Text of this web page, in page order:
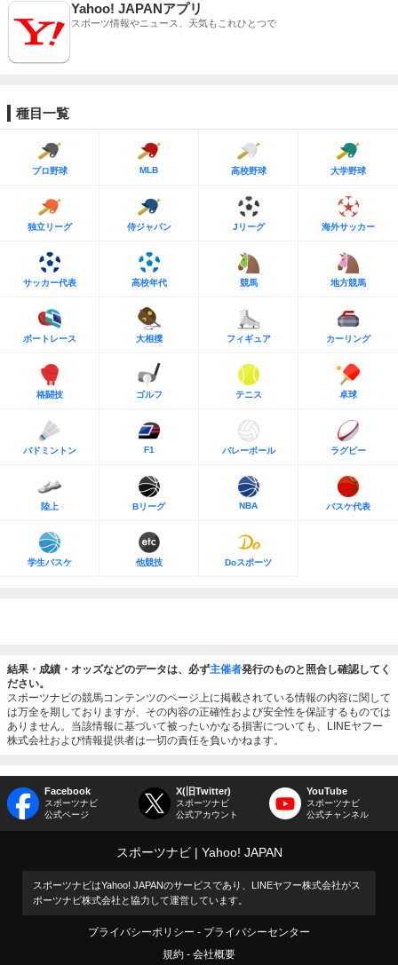
Yahoo! JAPANアプリ
スポーツ情報やニュース、天気もこれひとつで
種目一覧
プロ野球 MLB 高校野球 大学野球
独立リーグ 侍ジャパン Jリーグ 海外サッカー
サッカー代表 高校年代 競馬 地方競馬
ボートレース 大相撲 フィギュア カーリング
格闘技 ゴルフ テニス 卓球
バドミントン F1 バレーボール ラグビー
陸上 Bリーグ NBA バスケ代表
学生バスケ 他競技 Doスポーツ
結果・成績・オッズなどのデータは、必ず主催者発行のものと照合し確認してく
ださい。
スポーツナビの競馬コンテンツのページ上に掲載されている情報の内容に関して
は万全を期しておりますが、その内容の正確性および安全性を保証するものでは
ありません。当該情報に基づいて被ったいかなる損害についても、LINEヤフー
株式会社および情報提供者は一切の責任を負いかねます。
Facebook
スポーツナビ
公式ページ
X(旧Twitter)
スポーツナビ
公式アカウント
YouTube
スポーツナビ
公式チャンネル
スポーツナビ Yahoo! JAPAN
スポーツナビはYahoo! JAPANのサービスであり、LINEヤフー株式会社がス
ポーツナビ株式会社と協力して運営しています。
プライバシーポリシー
プライバシーセンター
規約
会社概要